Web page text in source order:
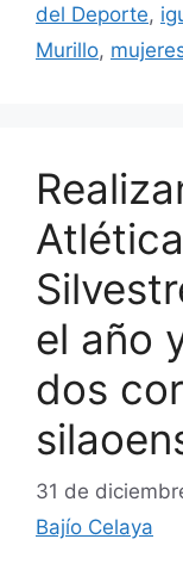
del Deporte,
Murillo,
el año
dos
31 de
Bajío Celaya